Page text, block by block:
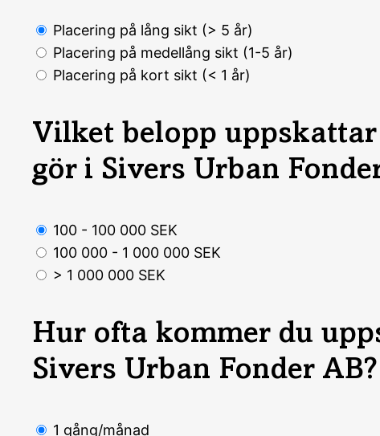
Placering på lång sikt (> 5 år)
Placering på medellång sikt (1-5 år)
Placering på kort sikt (< 1 år)
Vilket belopp
gör i Sivers Urban
100 - 100 000 SEK
100 000 - 1 000 000 SEK
> 1 000 000 SEK
Hur ofta kommer du
Sivers Urban Fonder AB?
1 gång/månad